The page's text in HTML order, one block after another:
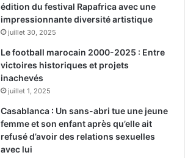
édition du festival Rapafrica avec une
impressionnante diversité artistique
juillet 30, 2025
Le football marocain 2000-2025 : Entre
victoires historiques et projets
inachevés
juillet 1, 2025
Casablanca : Un sans-abri tue une jeune
femme et son enfant après qu’elle ait
refusé d’avoir des relations sexuelles
avec lui